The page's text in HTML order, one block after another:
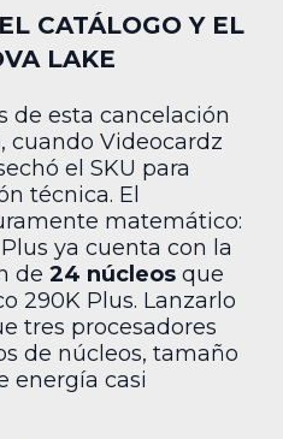
CATÁLOGO Y EL
LAKE
de esta cancelación
cuando Videocardz
el SKU para
técnica. El
matemático:
ya cuenta con la
de 24 núcleos que
290K Plus. Lanzarlo
tres procesadores
de núcleos, tamaño
energía casi